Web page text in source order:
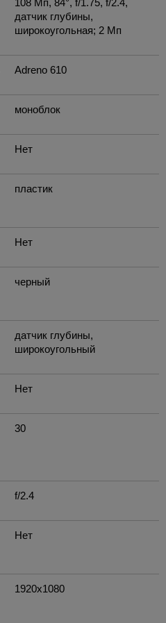
108 Мп, 84°, f/1.75, f/2.4,
датчик глубины,
широкоугольная; 2 Мп
Adreno 610
моноблок
Нет
пластик
Нет
черный
датчик глубины,
широкоугольный
Нет
30
f/2.4
Нет
1920x1080